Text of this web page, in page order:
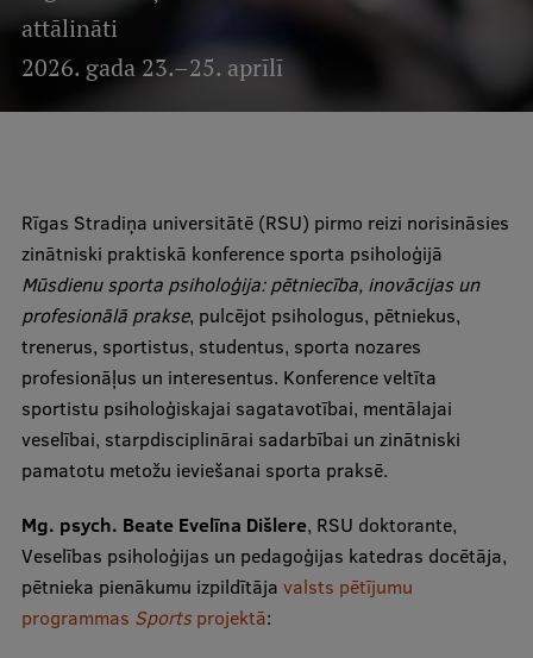
Mobile
galvenā
izvēlne
Studiju iespējas
Doktorantūra
Rezidentūra
Uzņemšana
Praktiska informācija
Studentu dzīve
Studiju norises vietas
attālināti
2026. gada 23.–25. aprīlī
Rīgas Stradiņa universitātē (RSU) pirmo reizi norisināsies
zinātniski praktiskā konference sporta psiholoģijā
Mūsdienu sporta psiholoģija: pētniecība, inovācijas un
profesionālā prakse, pulcējot psihologus, pētniekus,
trenerus, sportistus, studentus, sporta nozares
profesionāļus un interesentus. Konference veltīta
sportistu psiholoģiskajai sagatavotībai, mentālajai
veselībai, starpdisciplinārai sadarbībai un zinātniski
pamatotu metožu ieviešanai sporta praksē.
Mg. psych. Beate Evelīna Dišlere, RSU doktorante,
Veselības psiholoģijas un pedagoģijas katedras docētāja,
pētnieka pienākumu izpildītāja valsts pētījumu
programmas Sportsprojektā: